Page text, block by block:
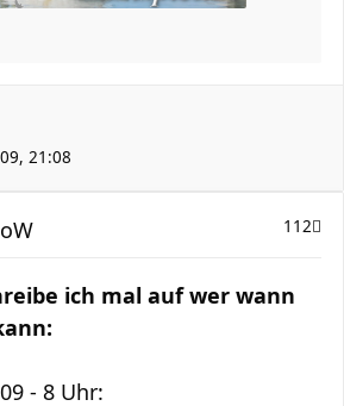
21:08
112
ich mal auf wer wann
- 8 Uhr: